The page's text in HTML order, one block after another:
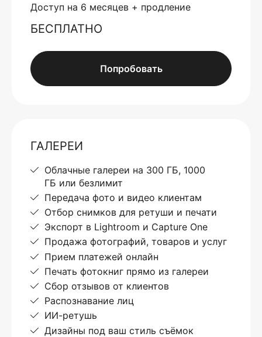
Доступ на 6 месяцев + продление
БЕСПЛАТНО
Попробовать
ГАЛЕРЕИ
Облачные галереи на 300 ГБ, 1000
ГБ или безлимит
Передача фото и видео клиентам
Отбор снимков для ретуши и печати
Экспорт в Lightroom и Capture One
Продажа фотографий, товаров и услуг
Прием платежей онлайн
Печать фотокниг прямо из галереи
Сбор отзывов от клиентов
Распознавание лиц
ИИ-ретушь
Дизайны под ваш стиль съёмок